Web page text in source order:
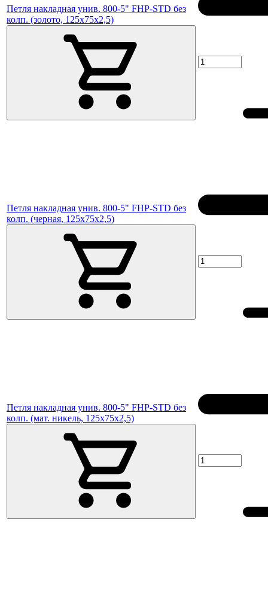
Петля накладная унив. 800-5" FHP-STD без
колп. (золото, 125х75х2,5)
Петля накладная унив. 800-5" FHP-STD без
колп. (черная, 125х75х2,5)
Петля накладная унив. 800-5" FHP-STD без
колп. (мат. никель, 125х75х2,5)